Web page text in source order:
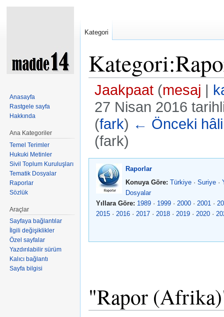
Jaakpaat (mesaj |
27 Nisan 2016
(fark) ← Önceki hâli
(fark)
Raporlar
Konuya Göre: Türkiye· Suriye·
Dosyalar
Yıllara Göre: 1989 · 1999 · 2000 · 2001 ·
2015 · 2016 · 2017 · 2018 · 2019 · 2020 ·
"Rapor
Kategori
Anasayfa
Rastgele sayfa
Hakkında
Ana Kategoriler
Temel Terimler
Hukuki Metinler
Sivil Toplum Kuruluşları
Tematik Dosyalar
Raporlar
Sözlük
Araçlar
Sayfaya bağlantılar
İlgili değişiklikler
Özel sayfalar
Yazdırılabilir sürüm
Kalıcı bağlantı
Sayfa bilgisi